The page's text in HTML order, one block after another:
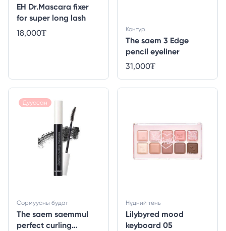
EH Dr.Mascara fixer
for super long lash
18,000₮
The saem 3 Edge
pencil eyeliner
Контур
31,000₮
Дууссан
The saem saemmul
perfect curling
Сормуусны будаг
Lilybyred mood
keyboard 05
Нүдний тень